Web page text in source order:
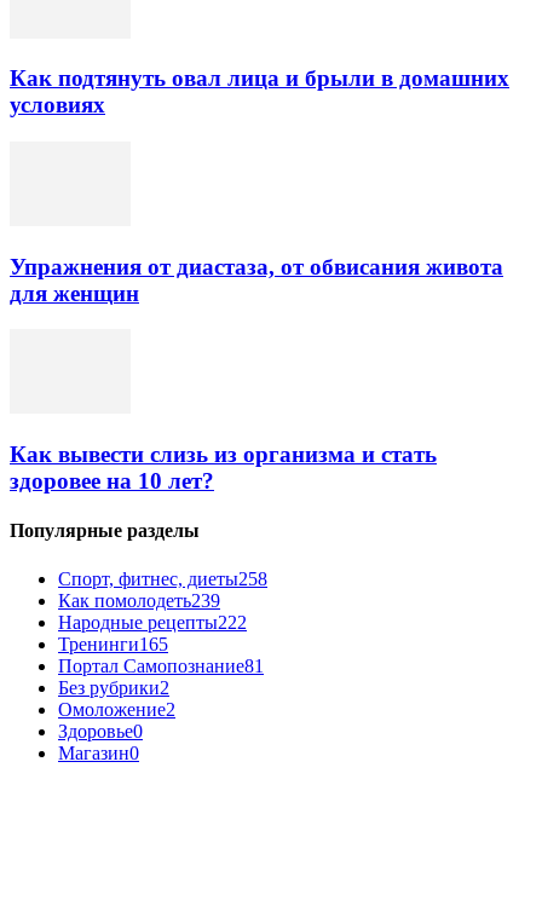
Как подтянуть овал лица и брыли в домашних
условиях
Упражнения от диастаза, от обвисания живота
для женщин
Как вывести слизь из организма и стать
здоровее на 10 лет?
Популярные разделы
Спорт, фитнес, диеты258
Как помолодеть239
Народные рецепты222
Тренинги165
Портал Самопознание81
Без рубрики2
Омоложение2
Здоровье0
Магазин0